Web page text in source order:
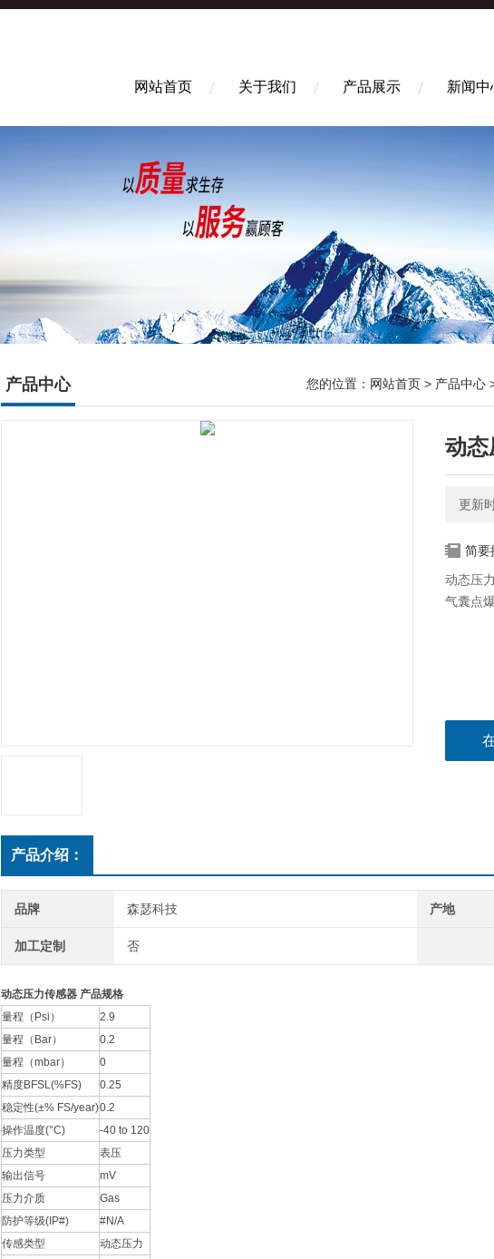
网站首页 关于我们 产品展示 新闻中
产品中心 您的位置： 网站首页 > 产品中心
动态
更新
简要
动态压
气囊点
产品介绍：
品牌 森瑟科技 产地
加工定制 否
动态压力传感器 产品规格
量程（Psi）
2.9
量程（Bar）
0.2
量程（mbar）
0
精度BFSL(%FS)
0.25
稳定性(±% FS/year)0.2
操作温度(°C)
-40 to 120
压力类型
表压
输出信号
mV
压力介质
Gas
防护等级(IP#)
#N/A
传感类型
动态压力